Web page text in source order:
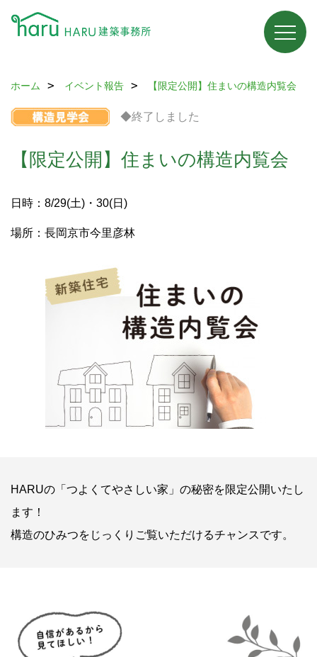
ホーム イベント報告 【限定公開】住まいの構造内覧会
◆終了しました
【限定公開】住まいの構造内覧会
日時：8/29(土)・30(日)
場所：長岡京市今里彦林
HARUの「つよくてやさしい家」の秘密を限定公開いたし
ます！
構造のひみつをじっくりご覧いただけるチャンスです。